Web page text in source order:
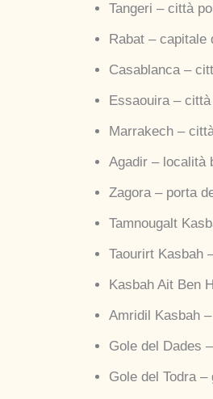
Tangeri – città
Rabat – capitale
Casablanca –
Essaouira –
Marrakech –
Agadir – località
Zagora – porta
Tamnougalt
Taourirt Kasbah
Kasbah Ait Ben
Amridil Kasbah
Gole del Dades
Gole del Todra